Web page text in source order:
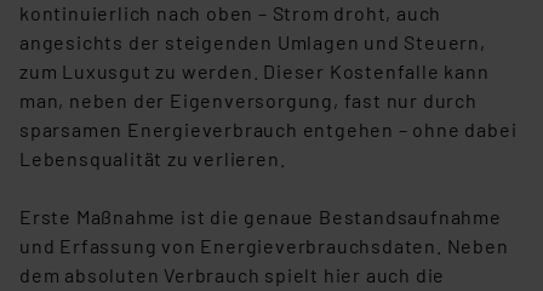
kontinuierlich nach oben – Strom droht, auch
angesichts der steigenden Umlagen und Steuern,
zum Luxusgut zu werden. Dieser Kostenfalle kann
man, neben der Eigenversorgung, fast nur durch
sparsamen Energieverbrauch entgehen – ohne dabei
Lebensqualität zu verlieren.
Erste Maßnahme ist die genaue Bestandsaufnahme
und Erfassung von Energieverbrauchsdaten. Neben
dem absoluten Verbrauch spielt hier auch die